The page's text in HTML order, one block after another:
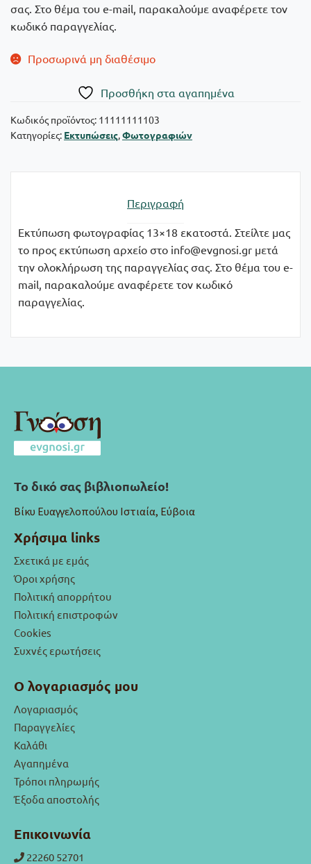
σας. Στο θέμα του e-mail, παρακαλούμε αναφέρετε τον
κωδικό παραγγελίας.
Προσωρινά μη διαθέσιμο
Πρoσθήκη στα αγαπημένα
Κωδικός προϊόντος: 11111111103
Κατηγορίες: Εκτυπώσεις,Φωτογραφιών
Περιγραφή
Εκτύπωση φωτογραφίας 13×18 εκατοστά. Στείλτε μας
το προς εκτύπωση αρχείο στο info@evgnosi.gr μετά
την ολοκλήρωση της παραγγελίας σας. Στο θέμα του e-
mail, παρακαλούμε αναφέρετε τον κωδικό
παραγγελίας.
Το δικό σας βιβλιοπωλείο!
Βίκυ Ευαγγελοπούλου Ιστιαία, Εύβοια
Χρήσιμα links
Σχετικά με εμάς
Όροι χρήσης
Πολιτική απορρήτου
Πολιτική επιστροφών
Cookies
Συχνές ερωτήσεις
Ο λογαριασμός μου
Λογαριασμός
Παραγγελίες
Καλάθι
Αγαπημένα
Τρόποι πληρωμής
Έξοδα αποστολής
Επικοινωνία
22260 52701